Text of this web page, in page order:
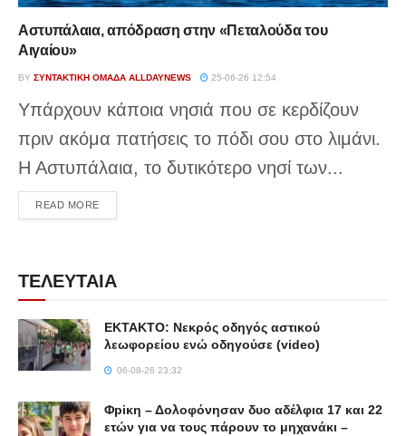
Αστυπάλαια, απόδραση στην «Πεταλούδα του
Αιγαίου»
BY ΣΥΝΤΑΚΤΙΚΉ ΟΜΆΔΑ ALLDAYNEWS 25-06-26 12:54
Υπάρχουν κάποια νησιά που σε κερδίζουν
πριν ακόμα πατήσεις το πόδι σου στο λιμάνι.
Η Αστυπάλαια, το δυτικότερο νησί των...
READ MOREDETAILS
ΤΕΛΕΥΤΑΙΑ
ΕΚΤΑΚΤΟ: Νεκρός οδηγός αστικού
λεωφορείου ενώ οδηγούσε (video)
06-08-26 23:32
Φpiκη – Δολοφόνησαν δυο αδέλφια 17 και 22
ετών για να τους πάρουν το μηχανάκι –